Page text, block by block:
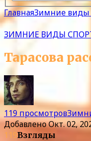
ГлавнаяЗимние виды
ЗИМНИЕ ВИДЫ
Тарасова
119 просмотров
ДобавленоОкт. 02,
119Взгляды